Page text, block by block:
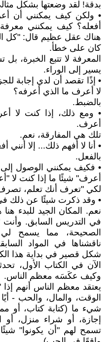
بدقة! لقد وضعتها بشكل
• ولكن كيف يمكنني أن
أفعله؟ كيف يمكنني
هناك عقل عظيم قال: "كل
كان على خطأ.
المعرفة لا تتبع الخبرة،
يسير إلى الوراء.
• إذًا تقصد أن لدي إجابة
لا أعرف ما الذي أعرفه؟
بالضبط.
• ومع ذلك، إذا كنت لا
أعرف.
تلك هي المفارقة، نعم.
• أنا لا أفهم ذلك... إلا أنني
بالفعل.
• فكيف يمكنني الوصول إلى
أعرف" شيئًا ما إذا كنت لا
لكي "تعرف أنك تعلم،
• وقد ذكرت شيئًا عن ذلك في
نعم. المكان الجيد للبدء
في التدريس السابق.
الصحيحة، مما يسمح لي
ناقشناها في المواد
شكل قصير في بداية هذا
وكيف عكَسَه معظم الناس.
يعتقد معظم الناس أنهم إذا
الوقت، والمال، والحب -
شيء ما (كتابة كتاب، أو
إجازة، أو شراء منزل، أو
تسمح لهم "أن يكونوا"